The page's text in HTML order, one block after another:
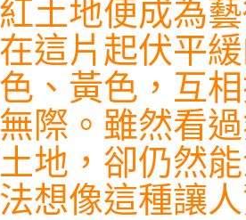
土地便成為
這片起伏平
、黃色，互
際。雖然看
地，卻仍然
想像這種讓